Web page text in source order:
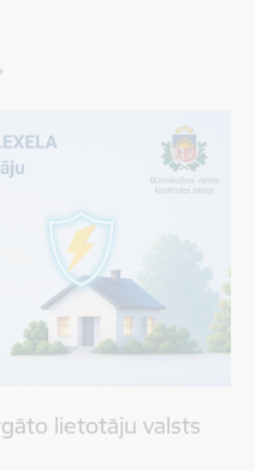
lietotāju valsts